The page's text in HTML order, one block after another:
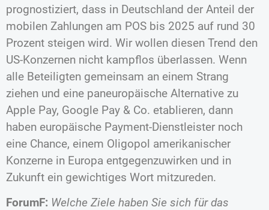
prognostiziert, dass in Deutschland der Anteil der
mobilen Zahlungen am POS bis 2025 auf rund 30
Prozent steigen wird. Wir wollen diesen Trend den
US-Konzernen nicht kampflos überlassen. Wenn
alle Beteiligten gemeinsam an einem Strang
ziehen und eine paneuropäische Alternative zu
Apple Pay, Google Pay & Co. etablieren, dann
haben europäische Payment-Dienstleister noch
eine Chance, einem Oligopol amerikanischer
Konzerne in Europa entgegenzuwirken und in
Zukunft ein gewichtiges Wort mitzureden.
ForumF: Welche Ziele haben Sie sich für das